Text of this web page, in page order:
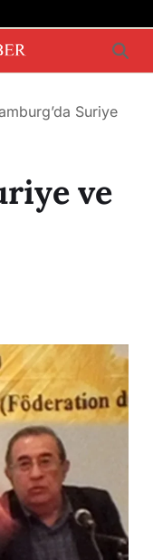
Suriye
ve